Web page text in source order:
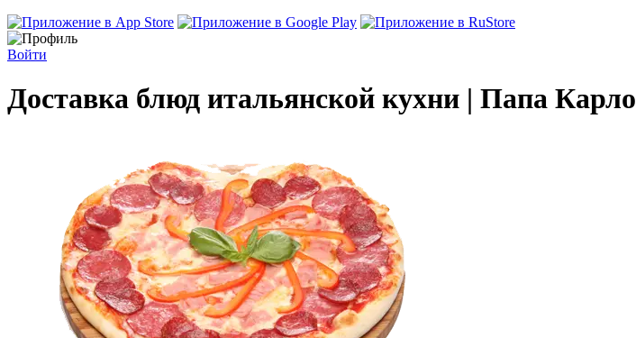
Войти
Доставка блюд итальянской кухни | Папа Карло